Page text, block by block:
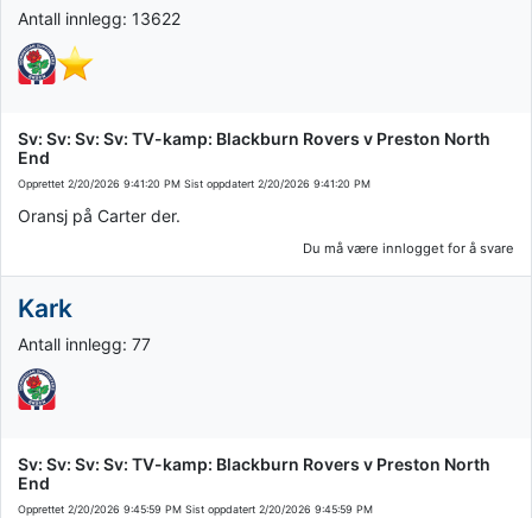
Antall innlegg: 13622
Sv: Sv: Sv: Sv: TV-kamp: Blackburn Rovers v Preston North
End
Opprettet 2/20/2026 9:41:20 PM Sist oppdatert 2/20/2026 9:41:20 PM
Oransj på Carter der.
Du må være innlogget for å svare
Kark
Antall innlegg: 77
Sv: Sv: Sv: Sv: TV-kamp: Blackburn Rovers v Preston North
End
Opprettet 2/20/2026 9:45:59 PM Sist oppdatert 2/20/2026 9:45:59 PM